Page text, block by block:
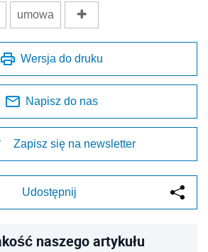
umowa
Wersja do druku
Napisz do nas
Zapisz się na newsletter
Udostępnij
naszego artykułu